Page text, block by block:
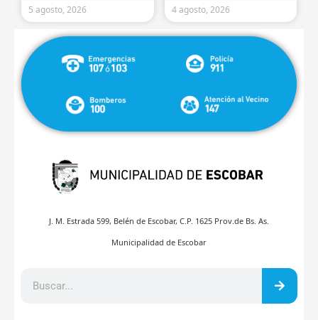
5 agosto, 2026 4 agosto, 2026
J. M. Estrada 599, Belén de Escobar, C.P. 1625 Prov.de Bs. As.
Municipalidad de Escobar